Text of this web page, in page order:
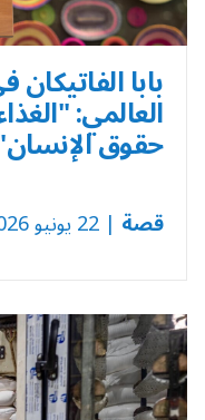
بابا
العالمي:
حقوق
قصة | 22 يونيو 2026